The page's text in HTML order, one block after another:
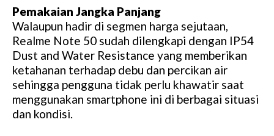
Pemakaian Jangka Panjang
Walaupun hadir di segmen harga sejutaan,
Realme Note 50 sudah dilengkapi dengan IP54
Dust and Water Resistance yang memberikan
ketahanan terhadap debu dan percikan air
sehingga pengguna tidak perlu khawatir saat
menggunakan smartphone ini di berbagai situasi
dan kondisi.